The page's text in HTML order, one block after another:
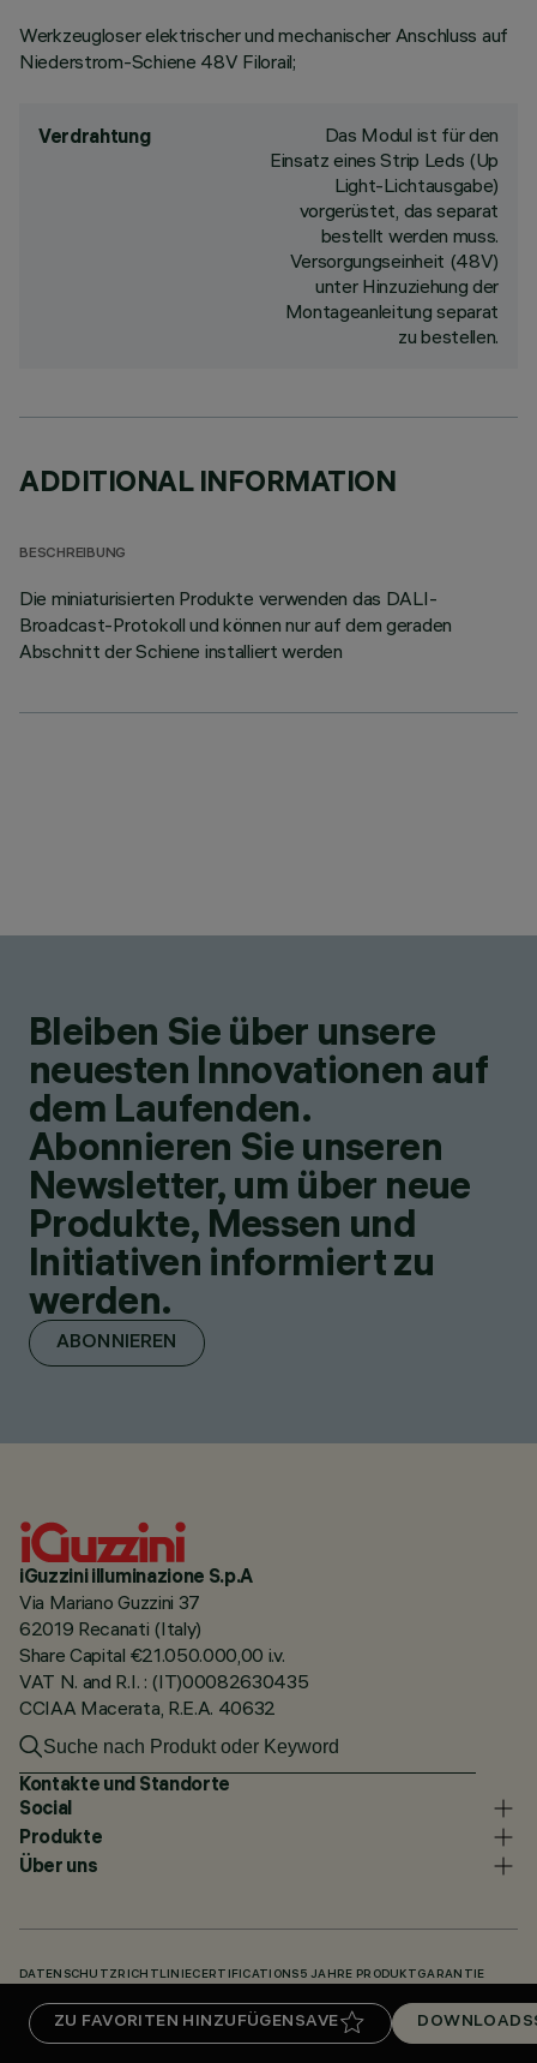
ZU FAVORITEN HINZUFÜGEN SAVE DOWNLOADS
Werkzeugloser elektrischer und mechanischer Anschluss auf
Niederstrom-Schiene 48V Filorail;
Verdrahtung
Das Modul ist für den
Einsatz eines Strip Leds (Up
Light-Lichtausgabe)
vorgerüstet, das separat
bestellt werden muss.
Versorgungseinheit (48V)
unter Hinzuziehung der
Montageanleitung separat
zu bestellen.
ADDITIONAL INFORMATION
BESCHREIBUNG
Die miniaturisierten Produkte verwenden das DALI-
Broadcast-Protokoll und können nur auf dem geraden
Abschnitt der Schiene installiert werden
Bleiben Sie über unsere
neuesten Innovationen auf
dem Laufenden.
Abonnieren Sie unseren
Newsletter, um über neue
Produkte, Messen und
Initiativen informiert zu
werden.
ABONNIEREN
iGuzzini illuminazione S.p.A
Via Mariano Guzzini 37
62019 Recanati (Italy)
Share Capital €21.050.000,00 i.v.
VAT N. and R.I. : (IT)00082630435
CCIAA Macerata, R.E.A. 40632
Kontakte und Standorte
Social
Produkte
Über uns
DATENSCHUTZRICHTLINIECERTIFICATIONS 5 JAHRE PRODUKTGARANTIE
UNSERE CODES KNOWLEDGE BASE (LOGIN REQUIRED) DOWNLOADS